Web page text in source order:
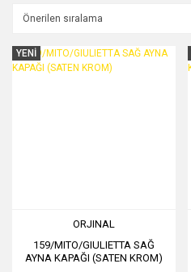
YENİ
ORJINAL
159/MITO/GIULIETTA SAĞ
AYNA KAPAĞI (SATEN KROM)